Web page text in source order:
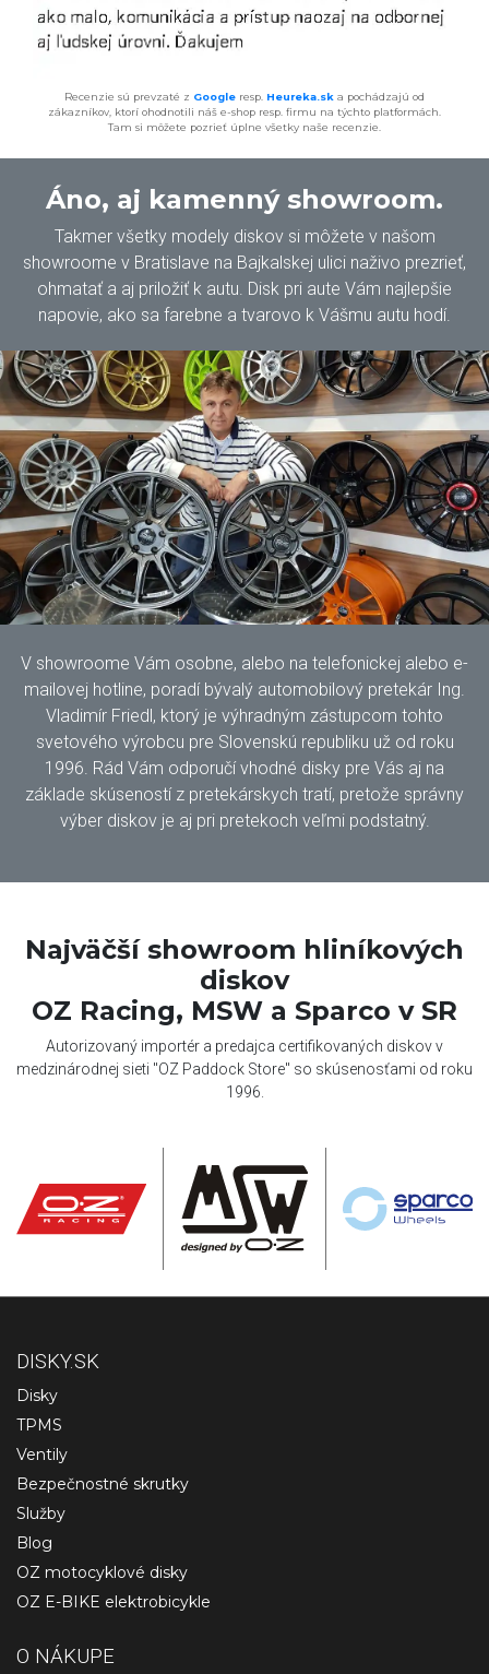
Recenzie sú prevzaté z Google resp. Heureka.sk a pochádzajú od
zákazníkov, ktorí ohodnotili náš e-shop resp. firmu na týchto platformách.
Tam si môžete pozrieť úplne všetky naše recenzie.
Áno, aj kamenný showroom.
Takmer všetky modely diskov si môžete v našom
showroome v Bratislave na Bajkalskej ulici naživo prezrieť,
ohmatať a aj priložiť k autu. Disk pri aute Vám najlepšie
napovie, ako sa farebne a tvarovo k Vášmu autu hodí.
V showroome Vám osobne, alebo na telefonickej alebo e-
mailovej hotline, poradí bývalý automobilový pretekár Ing.
Vladimír Friedl, ktorý je výhradným zástupcom tohto
svetového výrobcu pre Slovenskú republiku už od roku
1996. Rád Vám odporučí vhodné disky pre Vás aj na
základe skúseností z pretekárskych tratí, pretože správny
výber diskov je aj pri pretekoch veľmi podstatný.
Najväčší showroom hliníkových
diskov
OZ Racing, MSW a Sparco v SR
Autorizovaný importér a predajca certifikovaných diskov v
medzinárodnej sieti "OZ Paddock Store" so skúsenosťami od roku
1996.
DISKY.SK
Disky
TPMS
Ventily
Bezpečnostné skrutky
Služby
Blog
OZ motocyklové disky
OZ E-BIKE elektrobicykle
O NÁKUPE